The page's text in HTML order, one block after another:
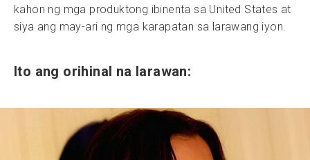
kahon ng mga produktong ibinenta sa United States at
siya ang may-ari ng mga karapatan sa larawang iyon.
Ito ang orihinal na larawan: